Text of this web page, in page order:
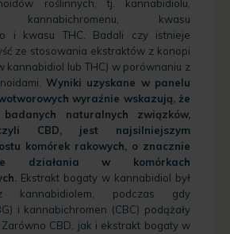
roślinnych, tj. kannabidiolu,
kannabichromenu, kwasu
i kwasu THC. Badali czy istnieje
ze stosowania ekstraktów z konopi
kannabidiol lub THC) w porównaniu z
Wyniki uzyskane w panelu
wyraźnie wskazują, że
naturalnych związków,
CBD, jest najsilniejszym
komórek rakowych, o znacznie
działania w komórkach
Ekstrakt bogaty w kannabidiol był
kannabidiolem, podczas gdy
i kannabichromen (CBC) podążały
Zarówno CBD, jak i ekstrakt bogaty w